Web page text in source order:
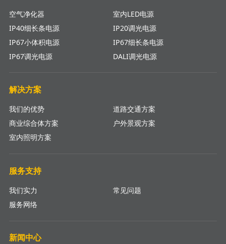
空气净化器
室内LED电源
IP40细长条电源
IP20调光电源
IP67小体积电源
IP67细长条电源
IP67调光电源
DALI调光电源
解决方案
我们的优势
道路交通方案
商业综合体方案
户外景观方案
室内照明方案
服务支持
我们实力
常见问题
服务网络
新闻中心